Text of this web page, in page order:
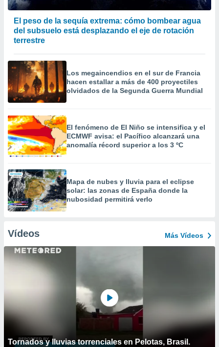
El peso de la sequía extrema: cómo bombear agua
del subsuelo está desplazando el eje de rotación
terrestre
Los megaincendios en el sur de Francia
hacen estallar a más de 400 proyectiles
olvidados de la Segunda Guerra Mundial
El fenómeno de El Niño se intensifica y el
ECMWF avisa: el Pacífico alcanzará una
anomalía récord superior a los 3 ºC
Mapa de nubes y lluvia para el eclipse
solar: las zonas de España donde la
nubosidad permitirá verlo
Vídeos Más Vídeos
Tornados y lluvias torrenciales en Pelotas, Brasil.